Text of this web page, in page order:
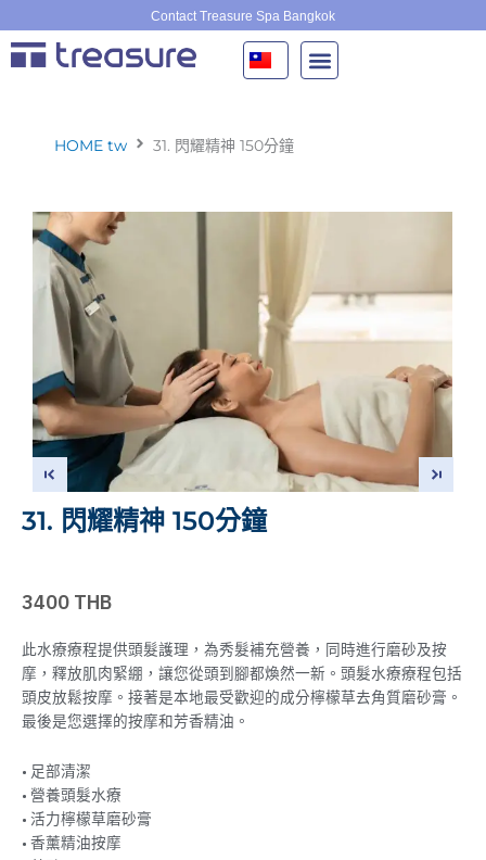
至
主
Contact Treasure Spa Bangkok
HOME tw 31. 閃耀精神 150分鐘
31. 閃耀精神 150分鐘
3400 THB
此水療療程提供頭髮護理，為秀髮補充營養，同時進行磨砂及按
摩，釋放肌肉緊綳，讓您從頭到腳都煥然一新。頭髮水療療程包括
頭皮放鬆按摩。接著是本地最受歡迎的成分檸檬草去角質磨砂膏。
最後是您選擇的按摩和芳香精油。
• 足部清潔
• 營養頭髮水療
• 活力檸檬草磨砂膏
• 香薰精油按摩